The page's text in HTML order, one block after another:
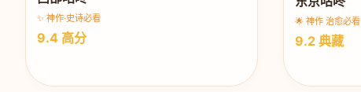
✨ 神作·史诗必看
9.4 高分
🌟 神作 治愈必看
9.2 典藏